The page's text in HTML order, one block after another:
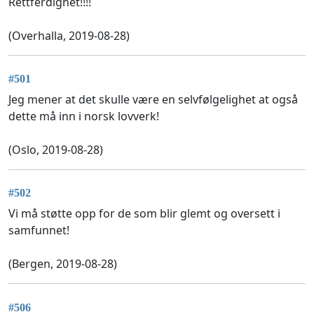
(Overhalla, 2019-08-28)
#501
Jeg mener at det skulle være en selvfølgelighet at også
dette må inn i norsk lovverk!
(Oslo, 2019-08-28)
#502
Vi må støtte opp for de som blir glemt og oversett i
samfunnet!
(Bergen, 2019-08-28)
#506